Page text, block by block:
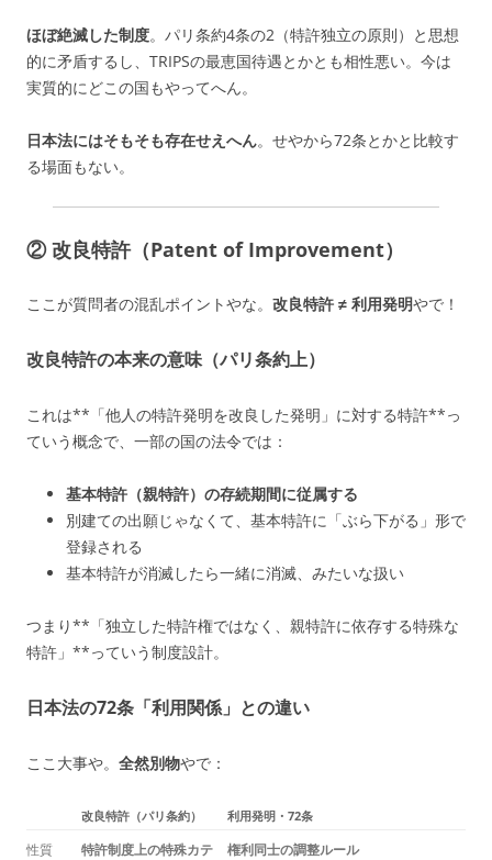
ほぼ絶滅した制度。パリ条約4条の2（特許独立の原則）と思想
的に矛盾するし、TRIPSの最恵国待遇とかとも相性悪い。今は
実質的にどこの国もやってへん。
日本法にはそもそも存在せえへん。せやから72条とかと比較す
る場面もない。
② 改良特許（Patent of Improvement）
ここが質問者の混乱ポイントやな。 改良特許 ≠ 利用発明やで！
改良特許の本来の意味（パリ条約上）
これは**「他人の特許発明を改良した発明」に対する特許**っ
ていう概念で、一部の国の法令では：
基本特許（親特許）の存続期間に従属する
別建ての出願じゃなくて、基本特許に「ぶら下がる」形で
登録される
基本特許が消滅したら一緒に消滅、みたいな扱い
つまり**「独立した特許権ではなく、親特許に依存する特殊な
特許」**っていう制度設計。
日本法の72条「利用関係」との違い
ここ大事や。 全然別物やで：
改良特許（パリ条約） 利用発明・72条
性質
特許制度上の特殊カテ
権利同士の調整ルール